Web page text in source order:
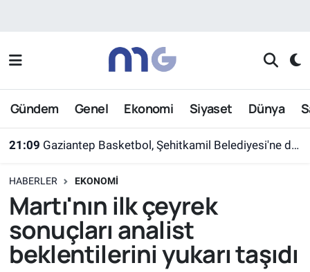
Gündem Genel Ekonomi Siyaset Dünya
21:09 Gaziantep Basketbol, Şehitkamil Belediyesi'ne devredildi
HABERLER EKONOMI
Martı'nın ilk çeyrek
sonuçları analist
beklentilerini yukarı taşıdı
Nöbetçi Eczaneler
Hava Durumu
Süper Lig Puan Durumu ve Fikstür
Tüm Manşetler
Son Dakika Haberleri